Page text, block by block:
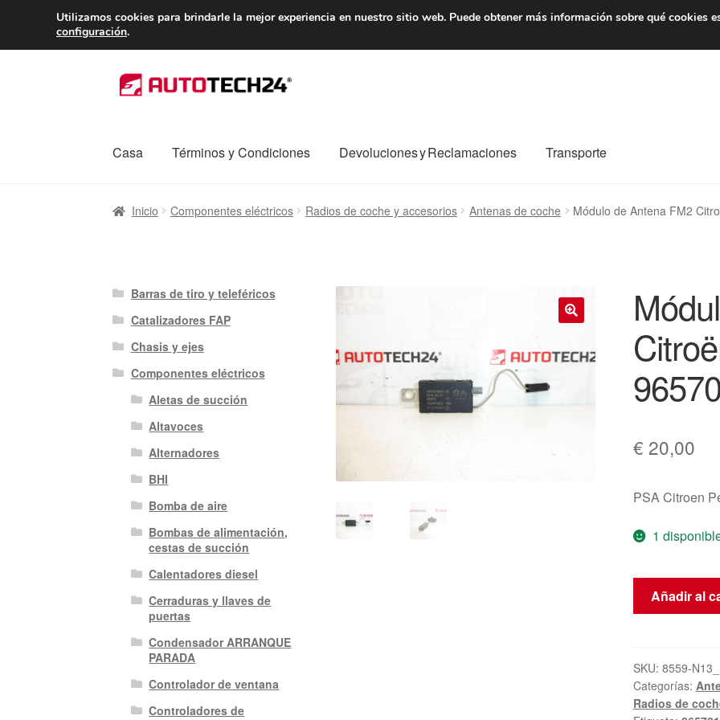
ENTREGA desde 7 EUR De lunes a viernes
Ir
a
Ir
al
Casa
Términos y Condiciones Devoluciones y Reclamaciones Transporte
InicioCaja registradora Carro Contacto Envío al mundo entero Mi cuenta Pagos Política de privacidad
Inicio Componentes eléctricos Radios de coche y accesorios Antenas de coche Módulo de Antena FM2
€ 20,00
PSA Citroen
1
Módulo
Citroën
Peugeot
9657018080
Añadir al
SKU: 8559-
Categorías:
Radios de
Barras de tiro y teleféricos
Catalizadores FAP
Chasis y ejes
Componentes eléctricos
Aletas de succión
Altavoces
Alternadores
BHI
Bomba de aire
Bombas de alimentación,
cestas de succión
Calentadores diesel
Cerraduras y llaves de
puertas
Condensador ARRANQUE
PARADA
Controlador de ventana
Controladores de
Utilizamos cookies para brindarle la mejor experiencia en nuestro sitio web. Puede obtener más información sobre qué cookies
configuración.